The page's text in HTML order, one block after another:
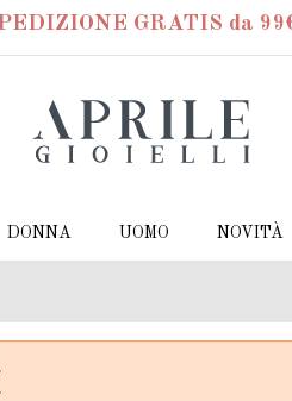
GRATIS da
DONNA UOMO NOVITÀ